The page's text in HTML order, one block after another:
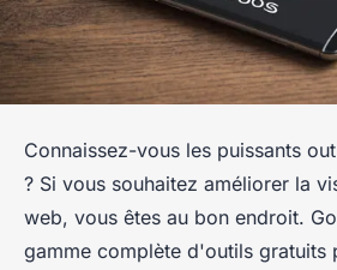
Connaissez-vous les puissants
? Si vous souhaitez améliorer la
web, vous êtes au bon endroit.
gamme complète d'outils gratuits